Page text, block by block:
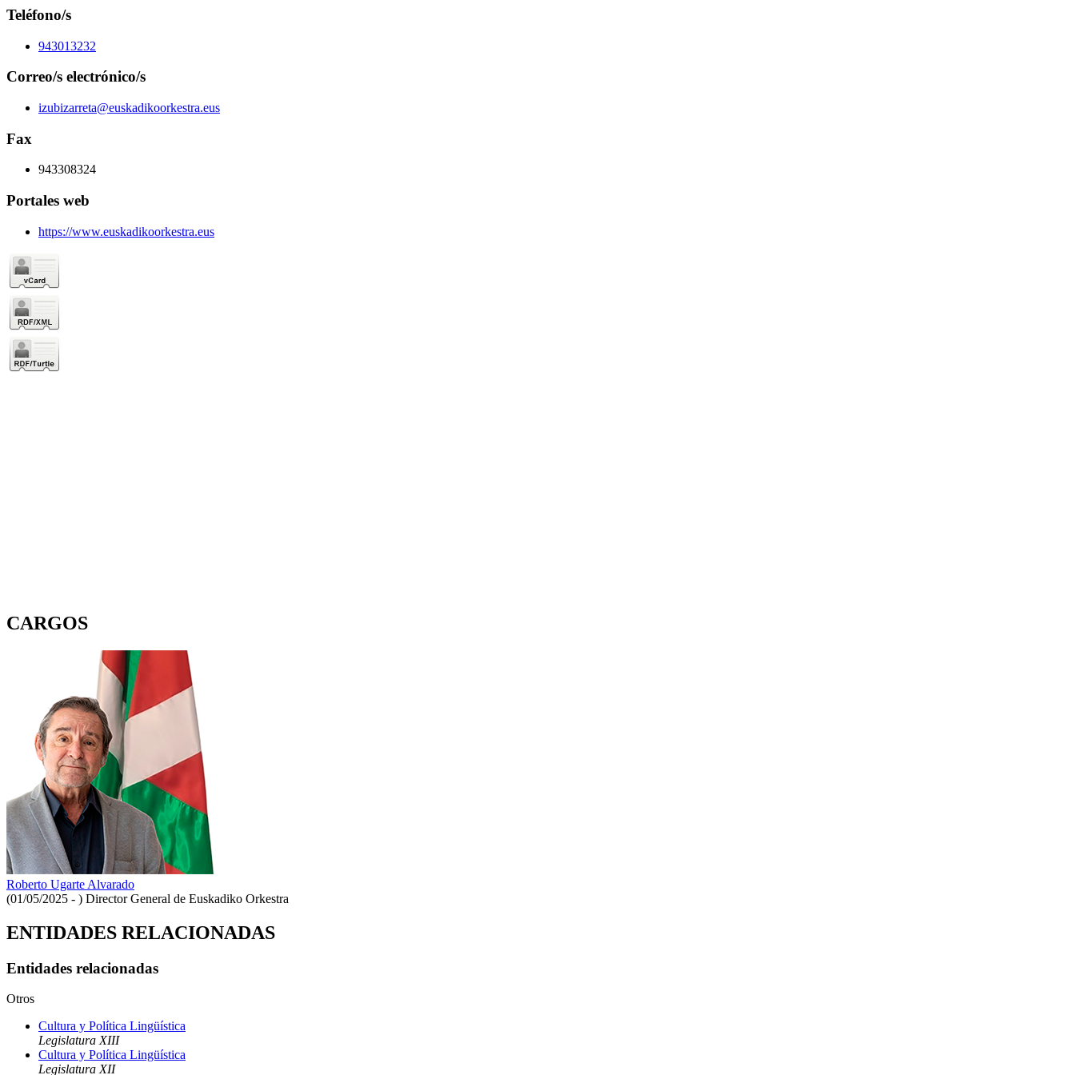
Teléfono/s
943013232
Correo/s electrónico/s
izubizarreta@euskadikoorkestra.eus
Fax
943308324
Portales web
https://www.euskadikoorkestra.eus
CARGOS
Roberto Ugarte Alvarado
(01/05/2025 - ) Director General de Euskadiko Orkestra
ENTIDADES RELACIONADAS
Entidades relacionadas
Otros
Cultura y Política Lingüística
Legislatura XIII
Cultura y Política Lingüística
Legislatura XII